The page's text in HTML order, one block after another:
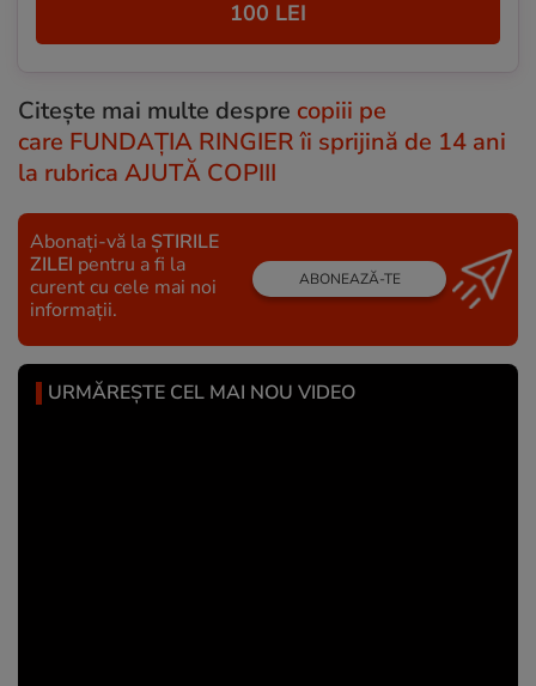
100 LEI
Citește mai multe despre copiii pe
care FUNDAȚIA RINGIER îi sprijină de 14 ani
la rubrica AJUTĂ COPIII
Abonați-vă la ȘTIRILE
ZILEI pentru a fi la
curent cu cele mai noi
informații.
ABONEAZĂ-TE
URMĂREȘTE CEL MAI NOU VIDEO